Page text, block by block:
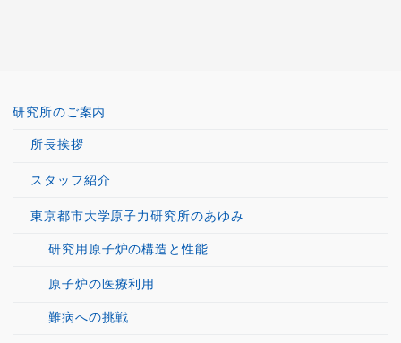
研究所のご案内
所長挨拶
スタッフ紹介
東京都市大学原子力研究所のあゆみ
研究用原子炉の構造と性能
原子炉の医療利用
難病への挑戦